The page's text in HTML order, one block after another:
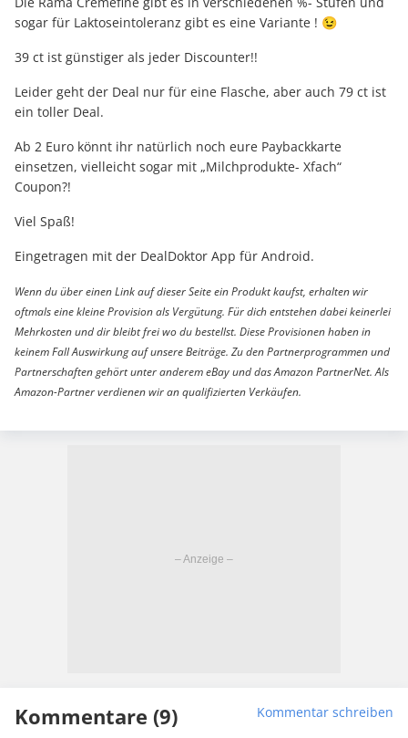
sogar für Laktoseintoleranz gibt es eine Variante ! 😉
39 ct ist günstiger als jeder Discounter!!
Leider geht der Deal nur für eine Flasche, aber auch 79 ct ist
ein toller Deal.
Ab 2 Euro könnt ihr natürlich noch eure Paybackkarte
einsetzen, vielleicht sogar mit „Milchprodukte- Xfach“
Coupon?!
Viel Spaß!
Eingetragen mit der DealDoktor App für Android.
Wenn du über einen Link auf dieser Seite ein Produkt kaufst, erhalten wir
oftmals eine kleine Provision als Vergütung. Für dich entstehen dabei keinerlei
Mehrkosten und dir bleibt frei wo du bestellst. Diese Provisionen haben in
keinem Fall Auswirkung auf unsere Beiträge. Zu den Partnerprogrammen und
Partnerschaften gehört unter anderem eBay und das Amazon PartnerNet. Als
Amazon-Partner verdienen wir an qualifizierten Verkäufen.
Kommentare (9) Kommentar schreiben